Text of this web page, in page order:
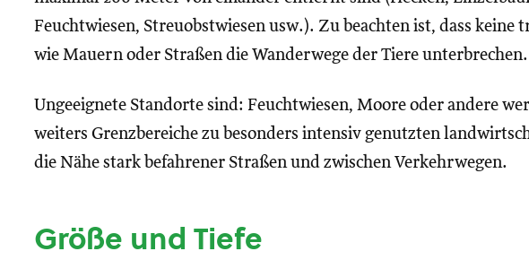
Feuchtwiesen, Streuobstwiesen usw.). Zu beachten ist, dass keine
wie Mauern oder Straßen die Wanderwege der Tiere unterbrechen.
Ungeeignete Standorte sind: Feuchtwiesen, Moore oder andere
weiters Grenzbereiche zu besonders intensiv genutzten
die Nähe stark befahrener Straßen und zwischen Verkehrwegen.
Größe und Tiefe